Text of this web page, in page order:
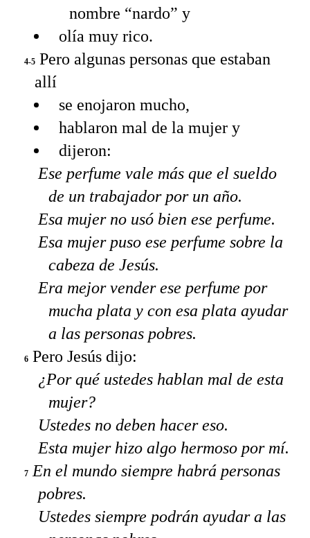
nombre “nardo” y
olía muy rico.
4-5 Pero algunas personas que estaban
allí
se enojaron mucho,
hablaron mal de la mujer y
dijeron:
Ese perfume vale más que el sueldo
de un trabajador por un año.
Esa mujer no usó bien ese perfume.
Esa mujer puso ese perfume sobre la
cabeza de Jesús.
Era mejor vender ese perfume por
mucha plata y con esa plata ayudar
a las personas pobres.
6 Pero Jesús dijo:
¿Por qué ustedes hablan mal de esta
mujer?
Ustedes no deben hacer eso.
Esta mujer hizo algo hermoso por mí.
7 En el mundo siempre habrá personas
pobres.
Ustedes siempre podrán ayudar a las